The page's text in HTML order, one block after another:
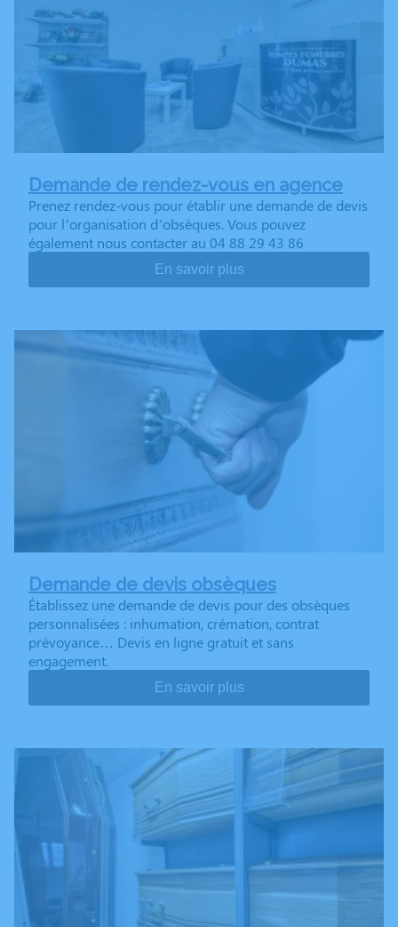
Demande de rendez-vous en agence
Prenez rendez-vous pour établir une demande de devis
pour l’organisation d’obsèques. Vous pouvez
également nous contacter au 04 88 29 43 86
En savoir plus
Demande de devis obsèques
Établissez une demande de devis pour des obsèques
personnalisées : inhumation, crémation, contrat
prévoyance… Devis en ligne gratuit et sans
engagement.
En savoir plus